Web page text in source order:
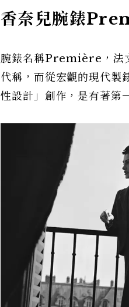
香奈兒腕錶
腕錶名稱Première，法
代稱，而從宏觀的現代
性設計」創作，是有著第